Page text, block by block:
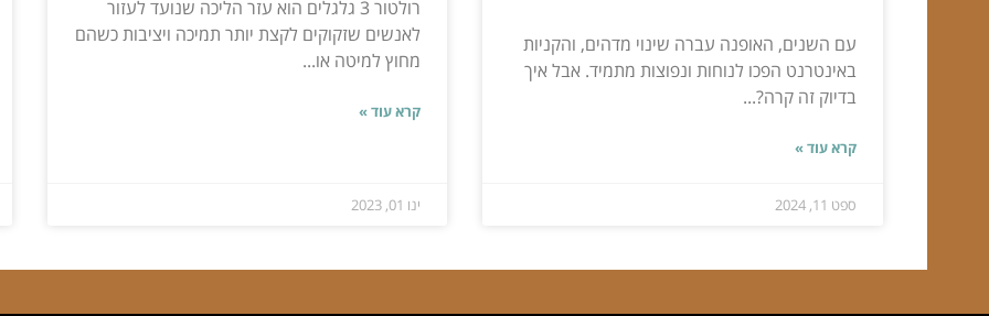
עם השנים, האופנה עברה שינוי מדהים, והקניות
באינטרנט הפכו לנוחות ונפוצות מתמיד. אבל איך
בדיוק זה קרה?...
קרא עוד »
ספט 11, 2024
רולטור 3 גלגלים הוא עזר הליכה שנועד לעזור
לאנשים שזקוקים לקצת יותר תמיכה ויציבות כשהם
מחוץ למיטה או...
קרא עוד »
ינו 01, 2023